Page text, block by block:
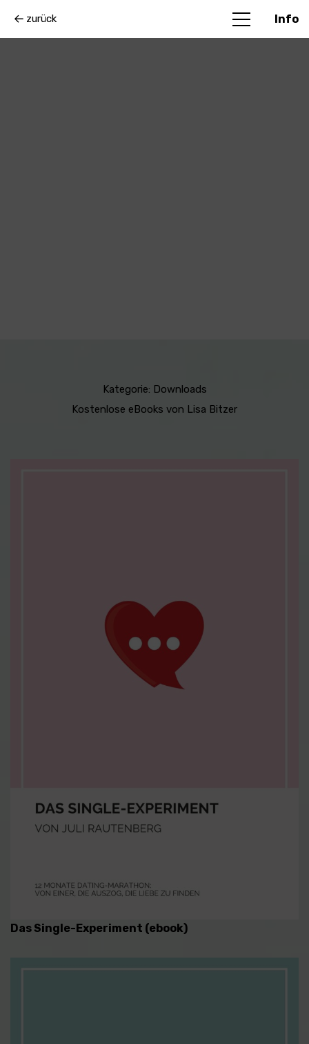
zurück Info
Kategorie: Downloads
Kostenlose eBooks von Lisa Bitzer
Das Single-Experiment (ebook)